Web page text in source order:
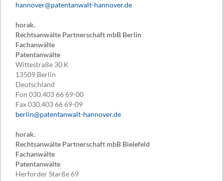
hannover@patentanwalt-hannover.de
horak.
Rechtsanwälte Partnerschaft mbB Berlin
Fachanwälte
Patentanwälte
Wittestraße 30 K
13509 Berlin
Deutschland
Fon 030.403 66 69-00
Fax030.403 66 69-09
berlin@patentanwalt-hannover.de
horak.
Rechtsanwälte Partnerschaft mbB Bielefeld
Fachanwälte
Patentanwälte
Herforder Starße 69